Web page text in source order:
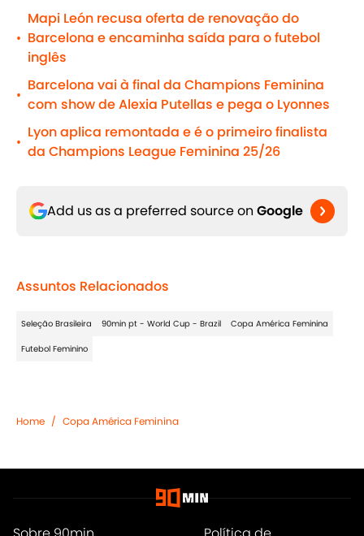
•
Mapi León recusa oferta de renovação do
Barcelona e encaminha saída para o futebol
inglês
•
Barcelona vai à final da Champions Feminina
com show de Alexia Putellas e pega o Lyonnes
•
Lyon aplica remontada e é o primeiro finalista
da Champions League Feminina 25/26
Add us as a preferred source on Google
Assuntos Relacionados
Seleção Brasileira 90min pt - World Cup - Brazil Copa América Feminina
Futebol Feminino
Home / Copa América Feminina